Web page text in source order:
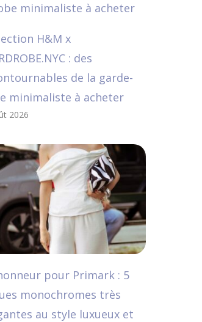
H&M x
: des
de la garde-
minimaliste à acheter
2026
pour Primark : 5
monochromes très
au style luxueux et